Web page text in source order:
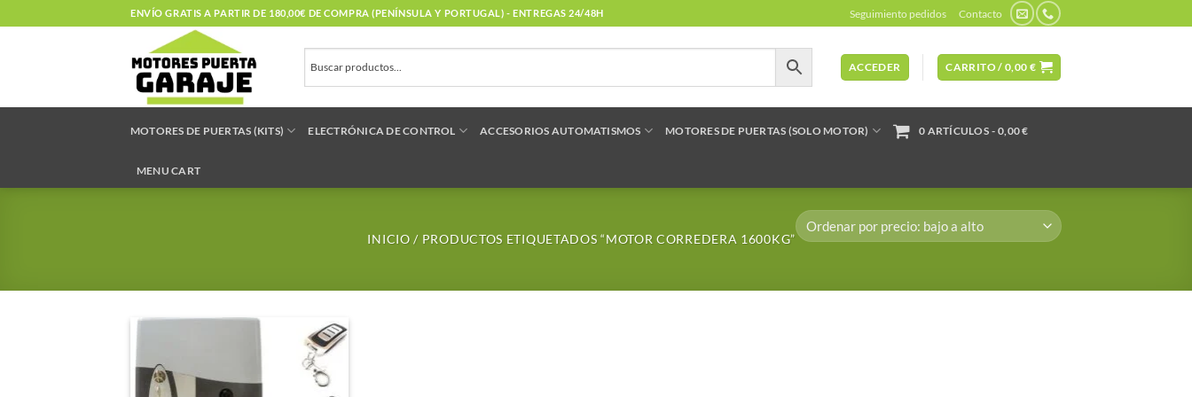
al
ENVÍO GRATIS A PARTIR DE 180,00€ DE COMPRA (PENÍNSULA Y PORTUGAL) - ENTREGAS 24/48H Seguimiento pedidos Contacto
ACCEDER CARRITO / 0,00 €
MOTORES DE PUERTAS (KITS) ELECTRÓNICA DE CONTROL ACCESORIOS AUTOMATISMOS MOTORES DE PUERTAS (SOLO MOTOR) 0 ARTÍCULOS 0,00 €
MENU CART
INICIO / PRODUCTOS ETIQUETADOS “MOTOR CORREDERA 1600KG”